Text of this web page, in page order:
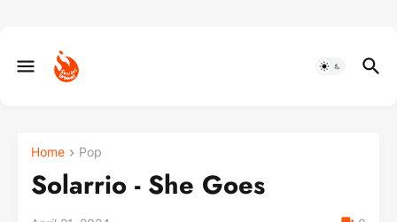
Home Pop
Solarrio - She Goes